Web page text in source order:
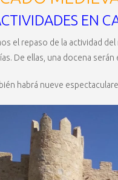
EN
el repaso de la actividad del
De ellas, una docena
habrá nueve